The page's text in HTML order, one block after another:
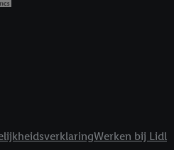
Werken bij Lidl
Meer informatie,
moment in te